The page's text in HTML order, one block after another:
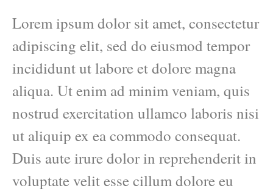
Lorem ipsum dolor sit amet, consectetur
adipiscing elit, sed do eiusmod tempor
incididunt ut labore et dolore magna
aliqua. Ut enim ad minim veniam, quis
nostrud exercitation ullamco laboris nisi
ut aliquip ex ea commodo consequat.
Duis aute irure dolor in reprehenderit in
voluptate velit esse cillum dolore eu